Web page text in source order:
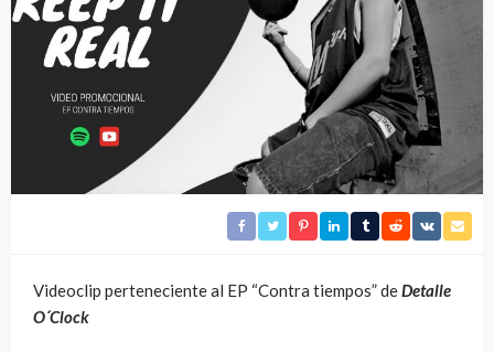
Videoclip perteneciente al EP “Contra tiempos” deDetalle
O´Clock